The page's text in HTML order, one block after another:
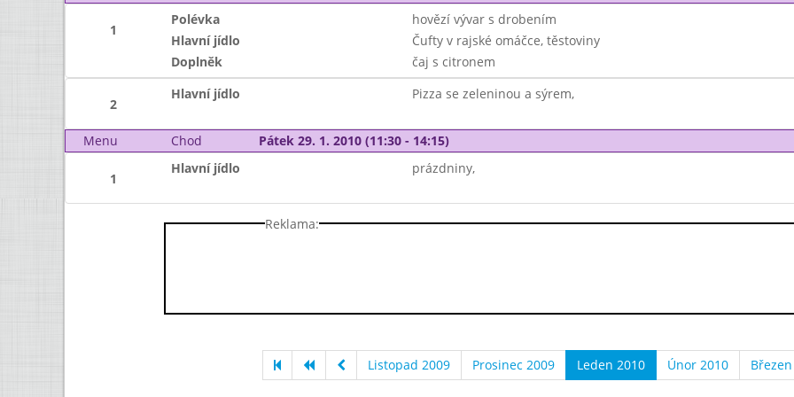
1
Polévka
hovězí vývar s drobením
Hlavní jídlo
Čufty v rajské omáčce, těstoviny
Doplněk
čaj s citronem
2
Hlavní jídlo Pizza se zeleninou a sýrem,
Menu Chod Pátek 29. 1. 2010 (11:30 - 14:15)
1
Hlavní jídlo prázdniny,
Reklama:
Listopad 2009 Prosinec 2009 Leden 2010 Únor 2010